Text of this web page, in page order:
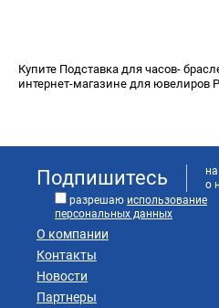
Купите Подставка для часов-
интернет-магазине для ювелиров
Подпишитесь
о
разрешаю использование
персональных данных
О компании
Контакты
Новости
Партнеры